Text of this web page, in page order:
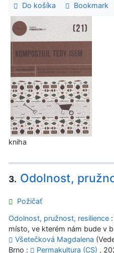
Do košíka Bookmark
kniha
3. Odolnost,
Požičať
Odolnost, pružnost, resilience
místo, ve kterém nám bude v
Všetečková Magdalena
Brno :
Permakultura (CS) ,